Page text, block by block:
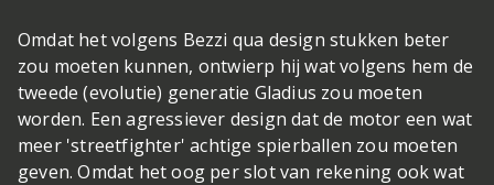
Omdat het volgens Bezzi qua design stukken beter
zou moeten kunnen, ontwierp hij wat volgens hem de
tweede (evolutie) generatie Gladius zou moeten
worden. Een agressiever design dat de motor een wat
meer 'streetfighter' achtige spierballen zou moeten
geven. Omdat het oog per slot van rekening ook wat